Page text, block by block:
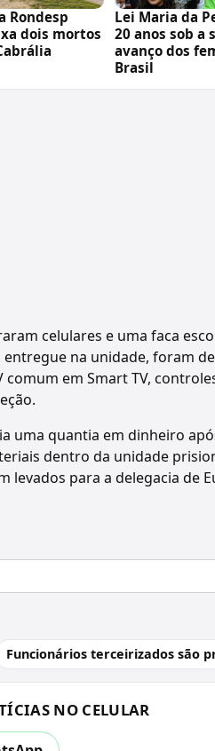
Rondesp
dois mortos
Lei Maria da
20 anos sob a
avanço dos
Brasil
celulares e uma faca
na unidade, foram
em Smart TV,
uma quantia em dinheiro
dentro da unidade
levados para a delegacia de
Funcionários terceirizados são
NO CELULAR